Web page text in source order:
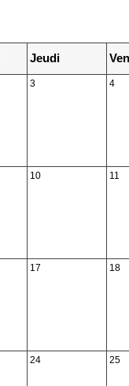
Jeudi
3 4
10 11
17 18
24 25